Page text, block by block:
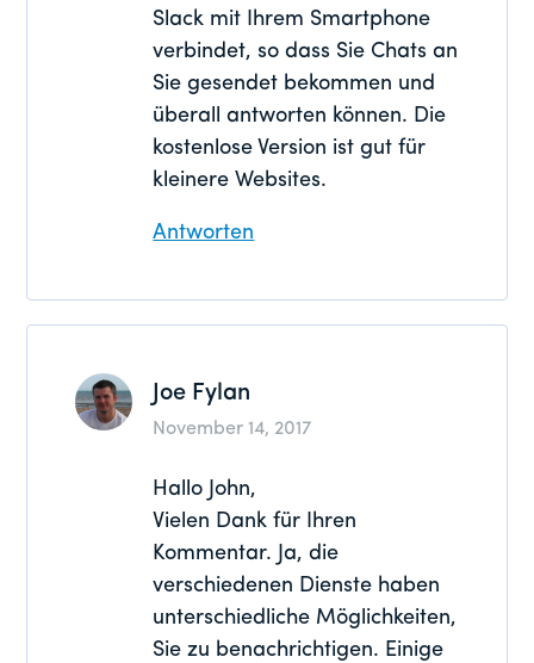
Slack mit Ihrem Smartphone
verbindet, so dass Sie Chats an
Sie gesendet bekommen und
überall antworten können. Die
kostenlose Version ist gut für
kleinere Websites.
Antworten
Joe Fylan
November 14, 2017
Hallo John,
Vielen Dank für Ihren
Kommentar. Ja, die
verschiedenen Dienste haben
unterschiedliche Möglichkeiten,
Sie zu benachrichtigen. Einige